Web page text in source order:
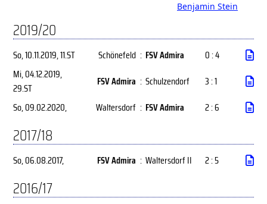
Benjamin Stein
2019/20
So, 10.11.2019, 11.ST Schönefeld : FSV Admira
0 : 4
Mi, 04.12.2019,
29.ST
FSV Admira : Schulzendorf
3 : 1
So, 09.02.2020, Waltersdorf : FSV Admira 2 : 6
2017/18
So, 06.08.2017, FSV Admira : Waltersdorf II 2 : 5
2016/17